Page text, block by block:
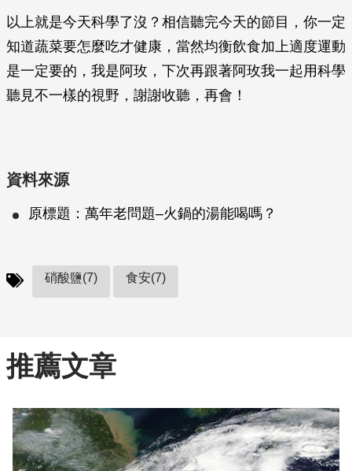
以上就是今天科學了沒？相信聽完今天的節目，你一定
知道蔬菜要怎麼吃才健康，當然均衡飲食加上適度運動
是一定要的，我是阿玫，下次再跟著阿玫我一起用科學
聽見不一樣的視野，謝謝收聽，再會！
資料來源
原標題：萬年老問題–火鍋的湯能喝嗎？
硝酸鹽(7) 食安(7)
推薦文章